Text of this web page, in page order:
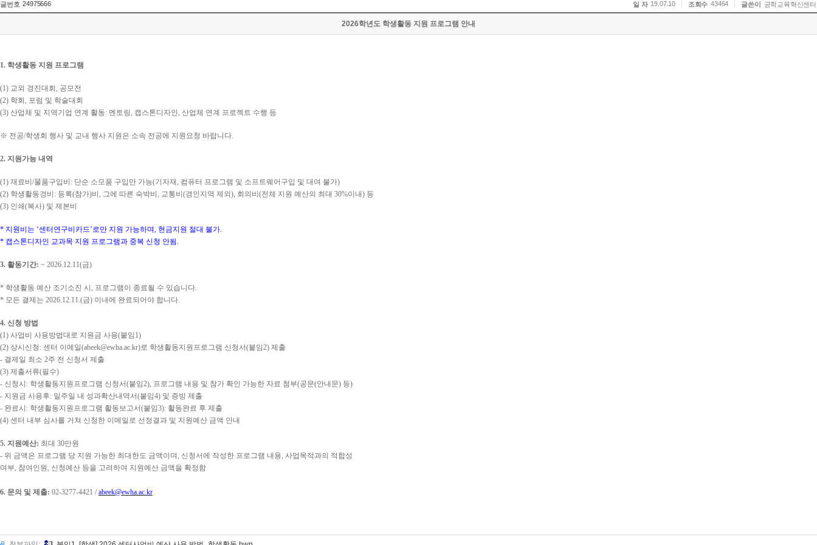
글번호 24975666 일 자 19.07.10 조회수 43464 글쓴이 공학교육혁신센터
2026학년도 학생활동 지원 프로그램 안내
1. 학생활동 지원 프로그램
(1) 교외 경진대회 , 공모전
(2) 학회 , 포럼 및 학술대회
(3) 산업체 및 지역기업 연계 활동: 멘토링, 캡스톤디자인, 산업체 연계 프로젝트 수행 등
※ 전공/학생회 행사 및 교내 행사 지원은 소속 전공에 지원요청 바랍니다.
2. 지원가능 내역
(1) 재료비 /물품구입비 : 단순 소모품 구입만 가능(기자재, 컴퓨터 프로그램 및 소프트웨어구입 및 대여 불가)
(2) 학생활동경비 : 등록(참가)비 , 그에 따른 숙박비 , 교통비 (경인지역 제외 ), 회의비 (전체 지원 예산의 최대 30%이내) 등
(3) 인쇄(복사) 및 제본비
* 지원비는 ‘센터연구비카드’로만 지원 가능하며, 현금지원 절대 불가.
* 캡스톤디자인 교과목 지원 프로그램과 중복 신청 안됨 .
3. 활동기간: ~ 2026.12.11(금)
* 학생활동 예산 조기소진 시 , 프로그램이 종료될 수 있습니다.
* 모든 결제는 2026.12.11.(금) 이내에 완료되어야 합니다.
4. 신청 방법
(1) 사업비 사용방법대로 지원금 사용(붙임 1)
(2) 상시신청: 센터 이메일 (abeek@ewha.ac.kr)로 학생활동지원프로그램 신청서(붙임2) 제출
- 결제일 최소 2주 전 신청서 제출
(3) 제출서류(필수)
- 신청시 : 학생활동지원프로그램 신청서(붙임2), 프로그램 내용 및 참가 확인 가능한 자료 첨부(공문(안내문) 등)
- 지원금 사용후: 일주일 내 성과확산내역서(붙임4) 및 증빙 제출
- 완료시 : 학생활동지원프로그램 활동보고서(붙임3): 활동완료 후 제출
(4) 센터 내부 심사를 거쳐 신청한 이메일로 선정결과 및 지원예산 금액 안내
5. 지원예산: 최대 30만원
- 위 금액은 프로그램 당 지원 가능한 최대한도 금액이며, 신청서에 작성한 프로그램 내용, 사업목적과의 적합성
여부, 참여인원, 신청예산 등을 고려하여 지원예산 금액을 확정함
6. 문의 및 제출: 02-3277-4421 /abeek@ewha.ac.kr